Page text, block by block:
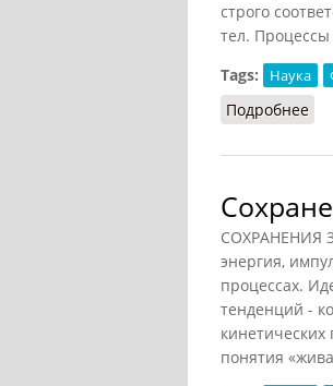
строго
тел.
Tags:
Наука
Подробнее
СОХРАНЕНИЯ
энергия,
процессах.
тенденций -
кинетических
понятия